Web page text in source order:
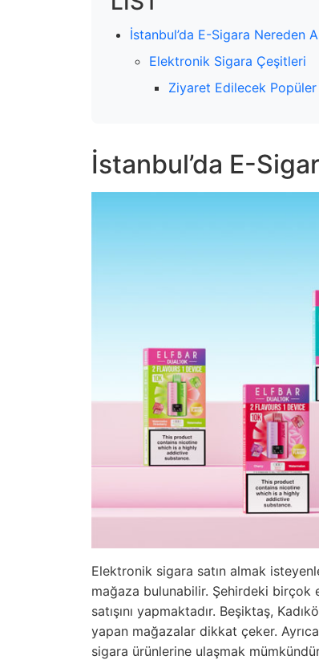
İstanbul’da E-Sigara Nereden
Elektronik Sigara Çeşitleri
Ziyaret Edilecek
İstanbul’da E-
Elektronik sigara satın almak
mağaza bulunabilir. Şehirdeki birçok
satışını yapmaktadır. Beşiktaş,
yapan mağazalar dikkat çeker.
sigara ürünlerine ulaşmak